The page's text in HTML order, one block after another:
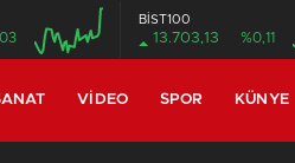
BİST100
13.703,13 %0,11
VIDEO SPOR KÜNYE